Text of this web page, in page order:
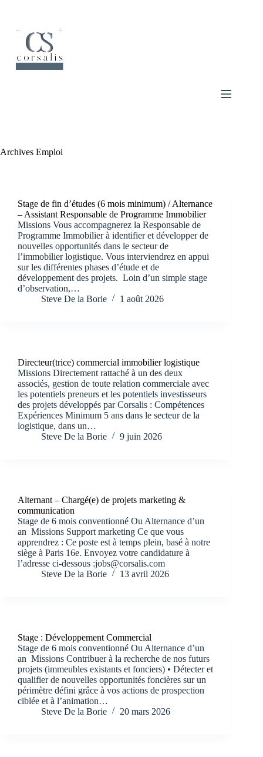
Archives Emploi
Stage de fin d’études (6 mois minimum) / Alternance
– Assistant Responsable de Programme Immobilier
Missions Vous accompagnerez la Responsable de
Programme Immobilier à identifier et développer de
nouvelles opportunités dans le secteur de
l’immobilier logistique. Vous interviendrez en appui
sur les différentes phases d’étude et de
développement des projets. Loin d’un simple stage
d’observation,…
Steve De la Borie
1 août 2026
Directeur(trice) commercial immobilier logistique
Missions Directement rattaché à un des deux
associés, gestion de toute relation commerciale avec
les potentiels preneurs et les potentiels investisseurs
des projets développés par Corsalis : Compétences
Expériences Minimum 5 ans dans le secteur de la
logistique, dans un…
Steve De la Borie
9 juin 2026
Alternant – Chargé(e) de projets marketing &
communication
Stage de 6 mois conventionné Ou Alternance d’un
an Missions Support marketing Ce que vous
apprendrez : Ce poste est à temps plein, basé à notre
siège à Paris 16e. Envoyez votre candidature à
l’adresse ci-dessous :jobs@corsalis.com
Steve De la Borie
13 avril 2026
Stage : Développement Commercial
Stage de 6 mois conventionné Ou Alternance d’un
an Missions Contribuer à la recherche de nos futurs
projets (immeubles existants et fonciers) • Détecter et
qualifier de nouvelles opportunités foncières sur un
périmètre défini grâce à vos actions de prospection
ciblée et à l’animation…
Steve De la Borie
20 mars 2026